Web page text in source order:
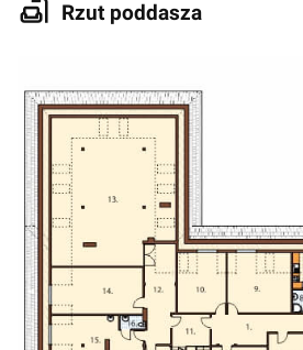
Rzut poddasza